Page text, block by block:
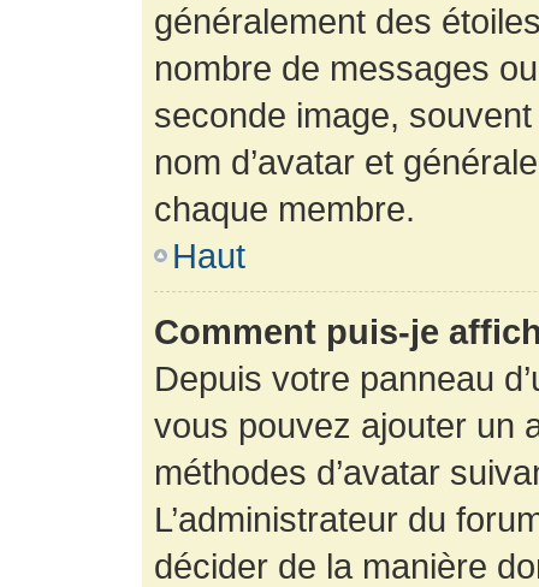
généralement des
nombre de messages
seconde image,
nom d’avatar et
chaque membre.
Haut
Comment puis-je
Depuis votre panneau
vous pouvez ajouter un
méthodes d’avatar
L’administrateur du
décider de la manière